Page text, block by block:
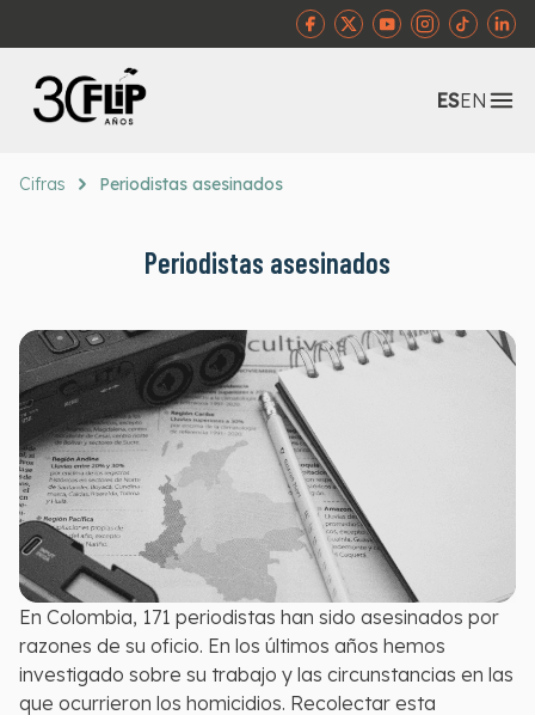
ESEN
Cifras Periodistas asesinados
Periodistas asesinados
En Colombia, 171 periodistas han sido asesinados por
razones de su oficio. En los últimos años hemos
investigado sobre su trabajo y las circunstancias en las
que ocurrieron los homicidios. Recolectar esta